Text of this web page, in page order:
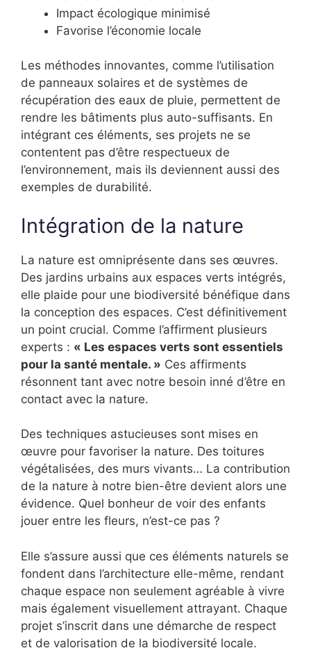
Impact écologique minimisé
Favorise l’économie locale
Les méthodes innovantes, comme l’utilisation
de panneaux solaires et de systèmes de
récupération des eaux de pluie, permettent de
rendre les bâtiments plus auto-suffisants. En
intégrant ces éléments, ses projets ne se
contentent pas d’être respectueux de
l’environnement, mais ils deviennent aussi des
exemples de durabilité.
Intégration de la nature
La nature est omniprésente dans ses œuvres.
Des jardins urbains aux espaces verts intégrés,
elle plaide pour une biodiversité bénéfique dans
la conception des espaces. C’est définitivement
un point crucial. Comme l’affirment plusieurs
experts : « Les espaces verts sont essentiels
pour la santé mentale. » Ces affirments
résonnent tant avec notre besoin inné d’être en
contact avec la nature.
Des techniques astucieuses sont mises en
œuvre pour favoriser la nature. Des toitures
végétalisées, des murs vivants… La contribution
de la nature à notre bien-être devient alors une
évidence. Quel bonheur de voir des enfants
jouer entre les fleurs, n’est-ce pas ?
Elle s’assure aussi que ces éléments naturels se
fondent dans l’architecture elle-même, rendant
chaque espace non seulement agréable à vivre
mais également visuellement attrayant. Chaque
projet s’inscrit dans une démarche de respect
et de valorisation de la biodiversité locale.